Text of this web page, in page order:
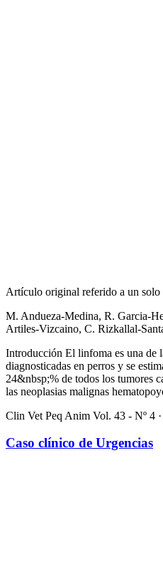
Artículo original referido a un solo
M. Andueza-Medina, R. Garcia-
Artiles-Vizcaino, C. Rizkallal-
Introducción El linfoma es una de
diagnosticadas en perros y se
24&nbsp;% de todos los tumores
las neoplasias malignas
Clin Vet Peq Anim Vol. 43 - Nº 4
Caso clínico de Urgencias